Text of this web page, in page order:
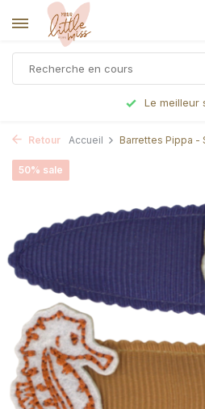
Le meilleur
Retour Accueil Barrettes Pippa -
50% sale